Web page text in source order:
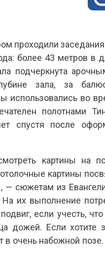
проходили
более 43 метров в
подчеркнута
зала, за
использовались во
полотнами
спустя после
картины на
картины
— сюжетам из
их выполнение
если учесть,
дожей. Если хотите
в очень набожной